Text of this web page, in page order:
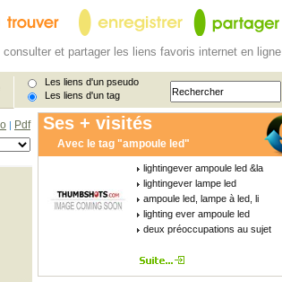
consulter et partager les liens favoris internet en ligne
Les liens d'un pseudo
Les liens d'un tag
| Pdf Ses + visités
Avec le tag "ampoule led"
lightingever ampoule led &la
lightingever lampe led
ampoule led, lampe à led, li
lighting ever ampoule led
deux préoccupations au sujet